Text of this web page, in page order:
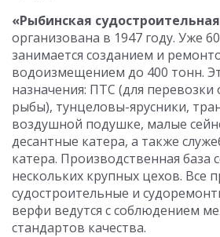
«Рыбинская
организована в 1947 году. Уже
занимается созданием и
водоизмещением до 400 тонн.
назначения: ПТС (для
рыбы), тунцеловы-ярусники,
воздушной подушке, малые
десантные катера, а также
катера. Производственная база
нескольких крупных цехов. Все
судостроительные и
верфи ведутся с соблюдением
стандартов качества.